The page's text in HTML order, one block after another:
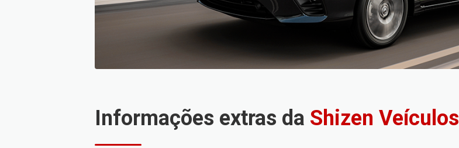
Informações extras da Shizen Veículos